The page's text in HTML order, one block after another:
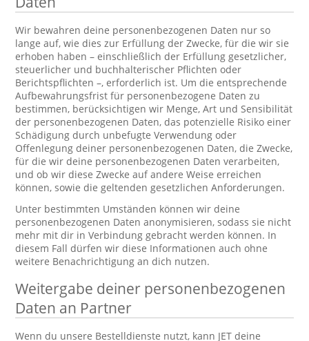
Wir bewahren deine personenbezogenen Daten nur so
lange auf, wie dies zur Erfüllung der Zwecke, für die wir sie
erhoben haben – einschließlich der Erfüllung gesetzlicher,
steuerlicher und buchhalterischer Pflichten oder
Berichtspflichten –, erforderlich ist. Um die entsprechende
Aufbewahrungsfrist für personenbezogene Daten zu
bestimmen, berücksichtigen wir Menge, Art und Sensibilität
der personenbezogenen Daten, das potenzielle Risiko einer
Schädigung durch unbefugte Verwendung oder
Offenlegung deiner personenbezogenen Daten, die Zwecke,
für die wir deine personenbezogenen Daten verarbeiten,
und ob wir diese Zwecke auf andere Weise erreichen
können, sowie die geltenden gesetzlichen Anforderungen.
Unter bestimmten Umständen können wir deine
personenbezogenen Daten anonymisieren, sodass sie nicht
mehr mit dir in Verbindung gebracht werden können. In
diesem Fall dürfen wir diese Informationen auch ohne
weitere Benachrichtigung an dich nutzen.
Weitergabe deiner personenbezogenen
Daten an Partner
Wenn du unsere Bestelldienste nutzt, kann JET deine